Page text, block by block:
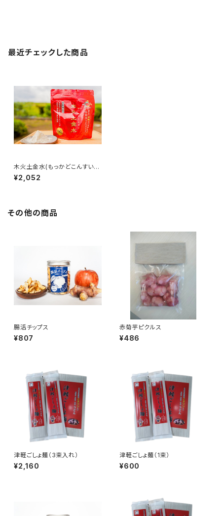
最近チェックした商品
木火土金水(もっかどこんすい) 1
00g
¥2,052
その他の商品
腸活チップス
¥807
赤菊芋ピクルス
¥486
津軽ごしょ麺（3束入れ）
¥2,160
津軽ごしょ麺（1束）
¥600